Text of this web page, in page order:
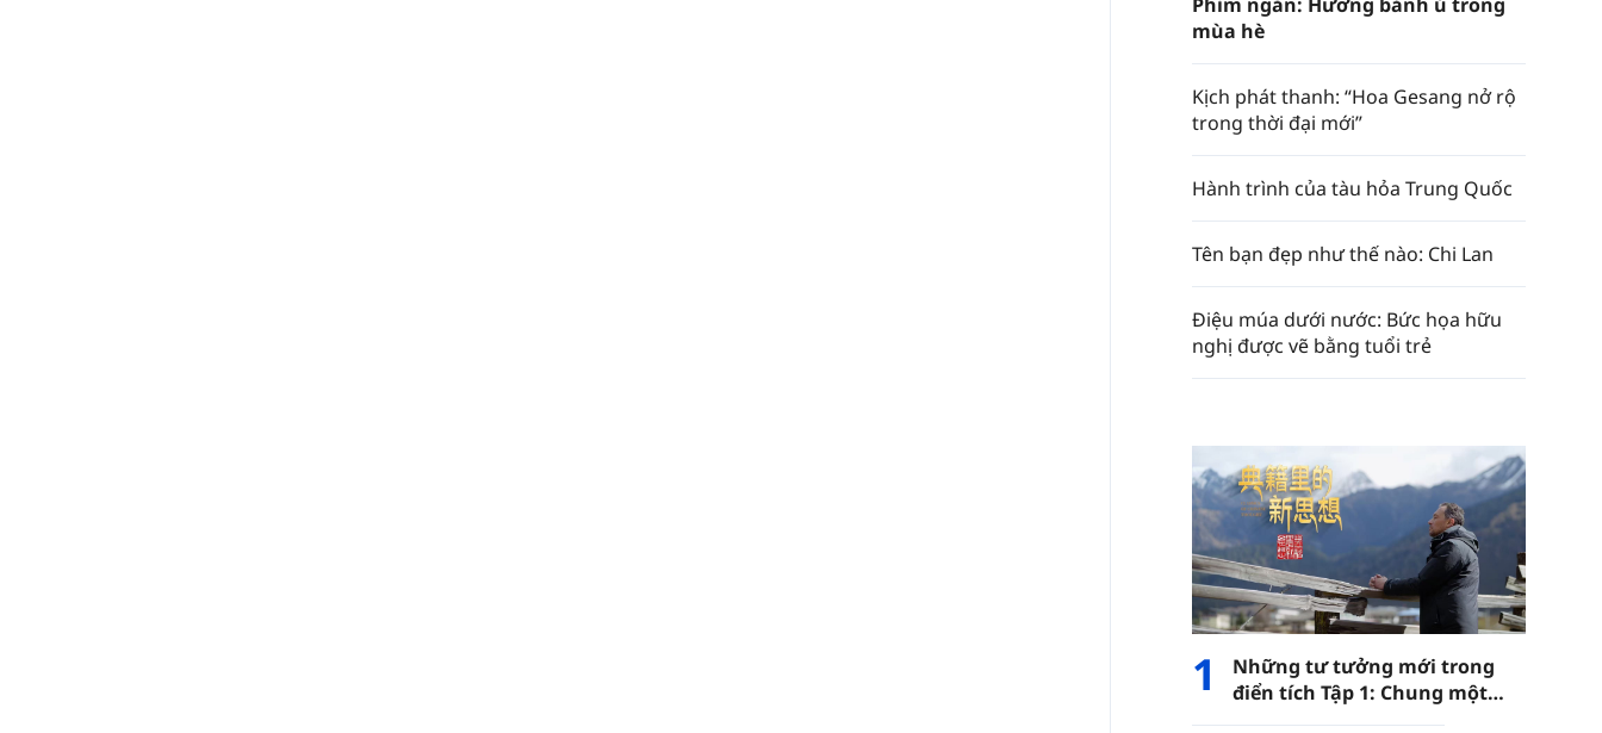
mùa hè
Kịch phát thanh: “Hoa Gesang nở rộ
trong thời đại mới”
Hành trình của tàu hỏa Trung Quốc
Tên bạn đẹp như thế nào: Chi Lan
Điệu múa dưới nước: Bức họa hữu
nghị được vẽ bằng tuổi trẻ
1
Những tư tưởng mới trong
điển tích Tập 1: Chung một
con đường